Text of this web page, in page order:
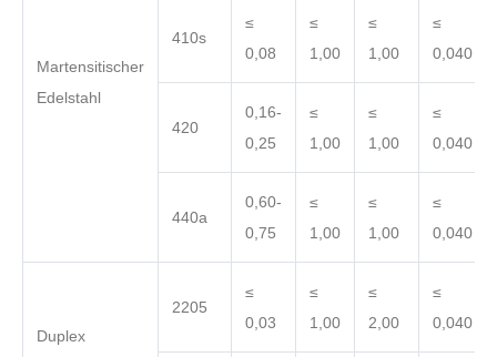
Martensitischer
Edelstahl
410s
≤
0,08
≤
1,00
≤
1,00
≤
0,040
420
0,16-
0,25
≤
1,00
≤
1,00
≤
0,040
440a
0,60-
0,75
≤
1,00
≤
1,00
≤
0,040
Duplex
2205
≤
0,03
≤
1,00
≤
2,00
≤
0,040